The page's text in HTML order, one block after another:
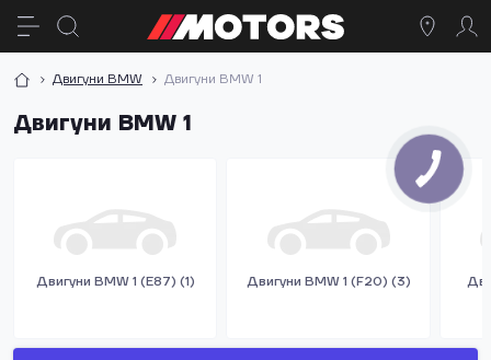
Двигуни BMW Двигуни BMW 1
Двигуни BMW 1
Двигуни BMW 1 (E87) (1) Двигуни BMW 1 (F20) (3)